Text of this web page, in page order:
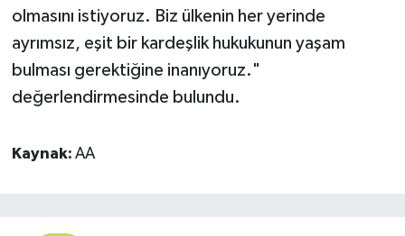
olmasını istiyoruz. Biz ülkenin her yerinde
ayrımsız, eşit bir kardeşlik hukukunun yaşam
bulması gerektiğine inanıyoruz."
değerlendirmesinde bulundu.
Kaynak: AA